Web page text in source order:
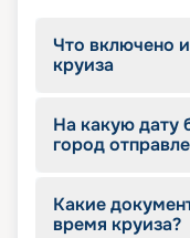
Что включено
круиза
На какую дату
город
Какие
время круиза?